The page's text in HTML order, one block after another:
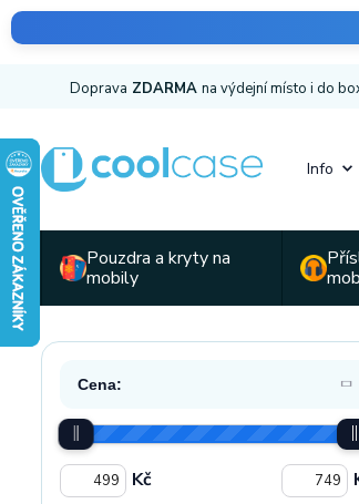
Doprava ZDARMA na výdejní místo i do
Info
Pouzdra a kryty na
mobily
Cena:
Kč